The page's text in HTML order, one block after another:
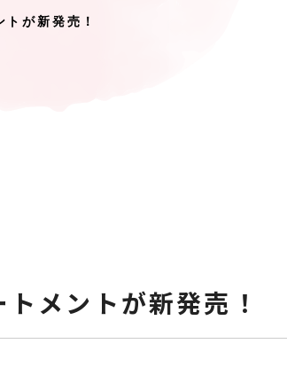
が新発売！
メントが新発売！